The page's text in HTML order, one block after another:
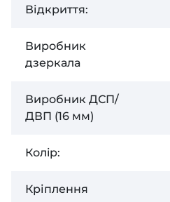
Відкриття:
Виробник
дзеркала
Виробник ДСП/
ДВП (16 мм)
Колiр:
Кріплення